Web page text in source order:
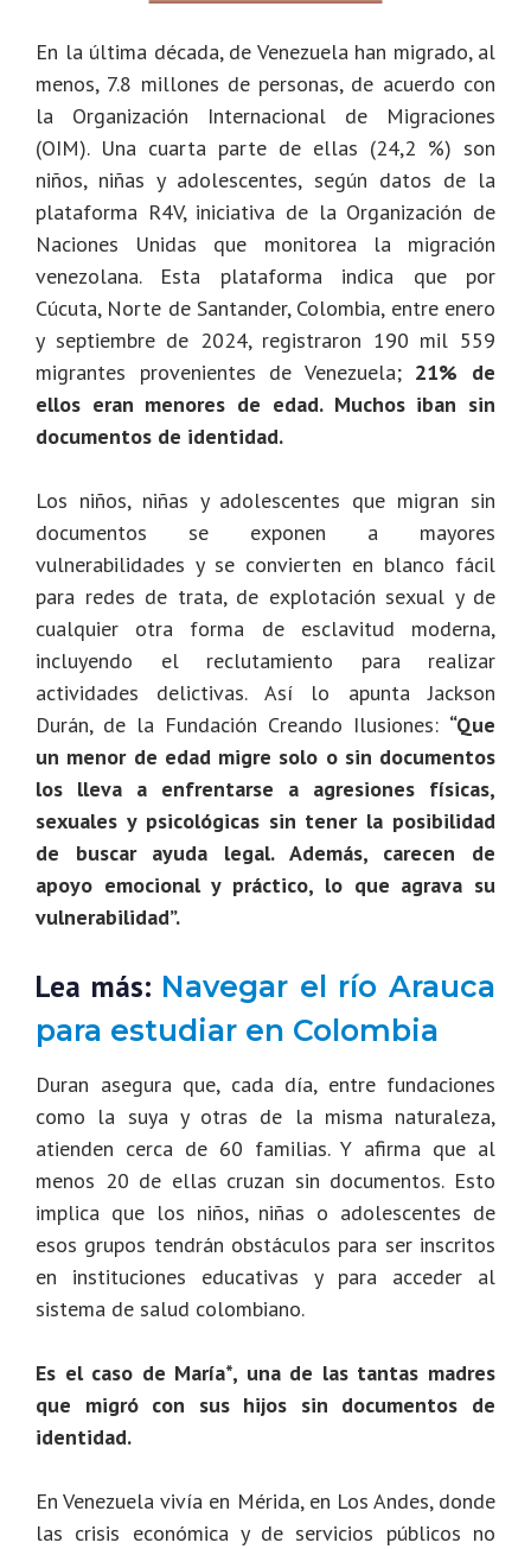
En la última década, de Venezuela han migrado, al
menos, 7.8 millones de personas, de acuerdo con
la Organización Internacional de Migraciones
(OIM). Una cuarta parte de ellas (24,2 %) son
niños, niñas y adolescentes, según datos de la
plataforma R4V, iniciativa de la Organización de
Naciones Unidas que monitorea la migración
venezolana. Esta plataforma indica que por
Cúcuta, Norte de Santander, Colombia, entre enero
y septiembre de 2024, registraron 190 mil 559
migrantes provenientes de Venezuela; 21% de
ellos eran menores de edad. Muchos iban sin
documentos de identidad.
Los niños, niñas y adolescentes que migran sin
documentos se exponen a mayores
vulnerabilidades y se convierten en blanco fácil
para redes de trata, de explotación sexual y de
cualquier otra forma de esclavitud moderna,
incluyendo el reclutamiento para realizar
actividades delictivas. Así lo apunta Jackson
Durán, de la Fundación Creando Ilusiones: “Que
un menor de edad migre solo o sin documentos
los lleva a enfrentarse a agresiones físicas,
sexuales y psicológicas sin tener la posibilidad
de buscar ayuda legal. Además, carecen de
apoyo emocional y práctico, lo que agrava su
vulnerabilidad”.
Lea más: Navegar el río Arauca
para estudiar en Colombia
Duran asegura que, cada día, entre fundaciones
como la suya y otras de la misma naturaleza,
atienden cerca de 60 familias. Y afirma que al
menos 20 de ellas cruzan sin documentos. Esto
implica que los niños, niñas o adolescentes de
esos grupos tendrán obstáculos para ser inscritos
en instituciones educativas y para acceder al
sistema de salud colombiano.
Es el caso de María*, una de las tantas madres
que migró con sus hijos sin documentos de
identidad.
En Venezuela vivía en Mérida, en Los Andes, donde
las crisis económica y de servicios públicos no